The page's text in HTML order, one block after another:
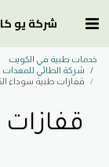
شركة يو
خدمات طبية في الكويت
شركة الطائي للمعدات
قفازات طبية سوداء